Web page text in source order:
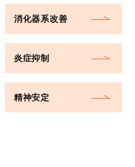
消化器系改善
炎症抑制
精神安定